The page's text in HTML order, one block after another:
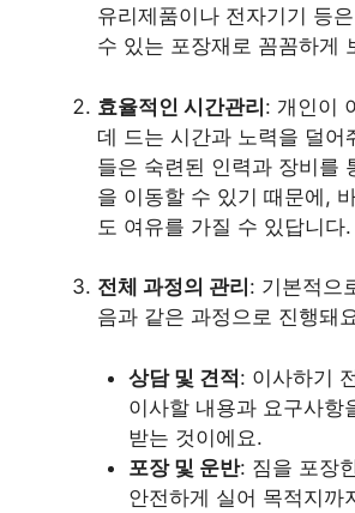
유리제품이나 전자기기 등
수 있는 포장재로 꼼꼼하게
효율적인 시간관리: 개인이
데 드는 시간과 노력을 덜어
들은 숙련된 인력과 장비를
을 이동할 수 있기 때문에,
도 여유를 가질 수 있답니다.
전체 과정의 관리 : 기본적으
음과 같은 과정으로 진행돼
상담 및 견적: 이사하기
이사할 내용과 요구사항
받는 것이에요.
포장 및 운반: 짐을 포장
안전하게 실어 목적지까